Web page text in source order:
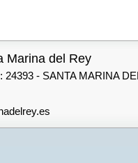
Marina del Rey
24393 - SANTA MARINA